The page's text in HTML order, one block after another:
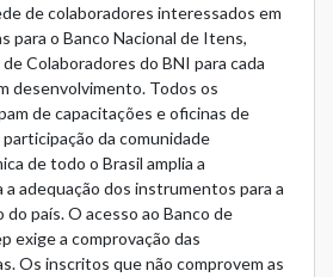
de colaboradores interessados em
para o Banco Nacional de Itens,
Colaboradores do BNI para cada
desenvolvimento. Todos os
de capacitações e oficinas de
da comunidade
de todo o Brasil amplia a
a adequação dos instrumentos para a
do país. O acesso ao Banco de
exige a comprovação das
Os inscritos que não comprovem as